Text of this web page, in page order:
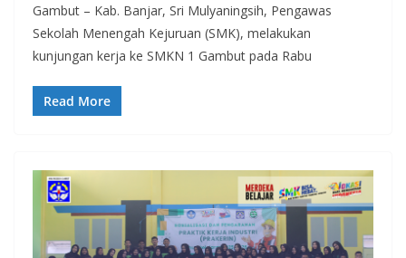
Gambut – Kab. Banjar, Sri Mulyaningsih, Pengawas
Sekolah Menengah Kejuruan (SMK), melakukan
kunjungan kerja ke SMKN 1 Gambut pada Rabu
Read More